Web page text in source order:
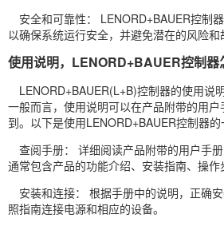
安全和可靠性： LENORD+BAUER控制
以确保系统运行安全，并避免潜在的风险和
使用说明，LENORD+BAUER控制器
LENORD+BAUER(L+B)控制器的使用说
一般而言，使用说明可以在产品附带的用
到。以下是使用LENORD+BAUER控制器的
查阅手册： 详细阅读产品附带的用户手
通常包含产品的功能介绍、安装指南、操作
安装和连接： 根据手册中的说明，正确
照指南连接电源和相应的设备。